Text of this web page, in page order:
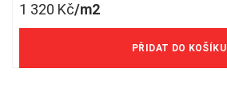
1 320 Kč/m2
1 091 Kč/m2 bez DPH
PŘIDAT DO KOŠÍKU